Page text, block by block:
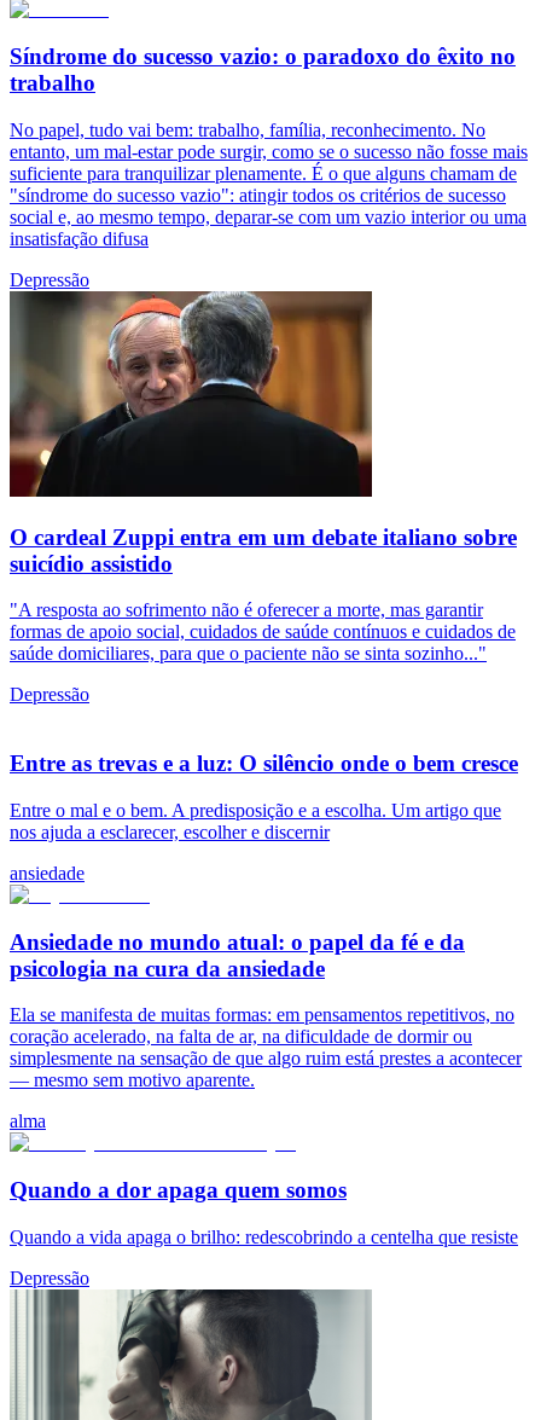
Síndrome do sucesso vazio: o paradoxo do êxito no
trabalho
No papel, tudo vai bem: trabalho, família, reconhecimento. No
entanto, um mal-estar pode surgir, como se o sucesso não fosse mais
suficiente para tranquilizar plenamente. É o que alguns chamam de
"síndrome do sucesso vazio": atingir todos os critérios de sucesso
social e, ao mesmo tempo, deparar-se com um vazio interior ou uma
insatisfação difusa
Depressão
O cardeal Zuppi entra em um debate italiano sobre
suicídio assistido
"A resposta ao sofrimento não é oferecer a morte, mas garantir
formas de apoio social, cuidados de saúde contínuos e cuidados de
saúde domiciliares, para que o paciente não se sinta sozinho..."
Depressão
Entre as trevas e a luz: O silêncio onde o bem cresce
Entre o mal e o bem. A predisposição e a escolha. Um artigo que
nos ajuda a esclarecer, escolher e discernir
ansiedade
Ansiedade no mundo atual: o papel da fé e da
psicologia na cura da ansiedade
Ela se manifesta de muitas formas: em pensamentos repetitivos, no
coração acelerado, na falta de ar, na dificuldade de dormir ou
simplesmente na sensação de que algo ruim está prestes a acontecer
— mesmo sem motivo aparente.
alma
Quando a dor apaga quem somos
Quando a vida apaga o brilho: redescobrindo a centelha que resiste
Depressão